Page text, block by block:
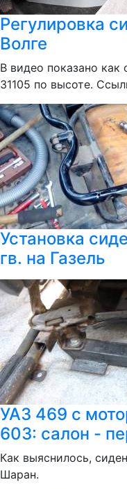
Регулировка
Волге
В видео показано как
31105 по высоте.
Установка
гв. на Газель
УАЗ 469 с
603: салон -
Как выяснилось,
Шаран.